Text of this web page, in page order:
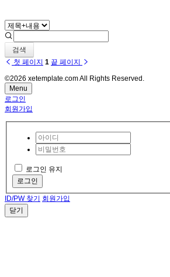
검색
첫 페이지 1 끝 페이지
©2026 xetemplate.com All Rights Reserved.
Menu
로그인
회원가입
로그인 유지
로그인
ID/PW 찾기 회원가입
닫기